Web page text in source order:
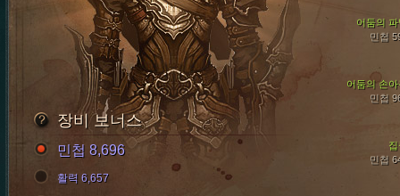
어둠의 파
민첩
어둠의 손아
민첩
민첩
장비 보너스
민첩 8,696
활력 6,657